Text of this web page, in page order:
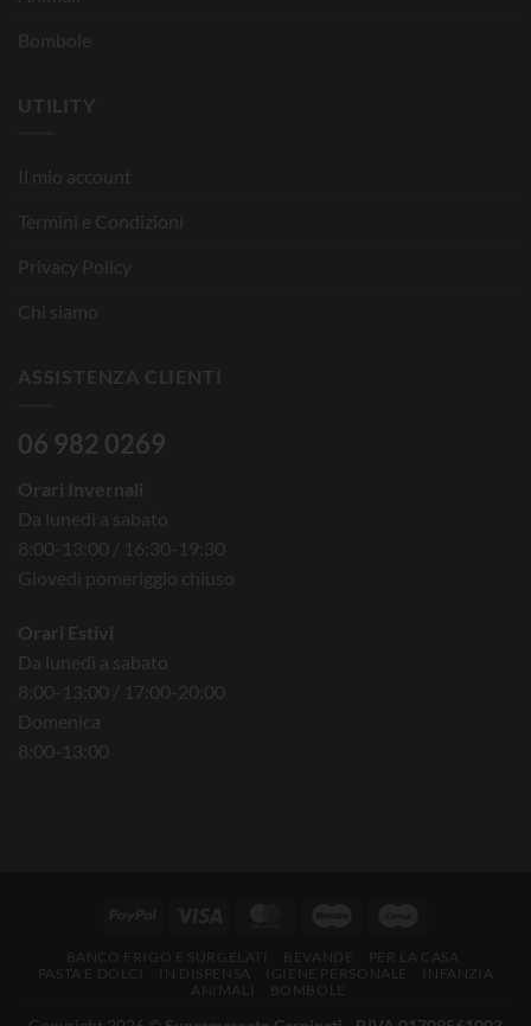
Bombole
UTILITY
Il mio account
Termini e Condizioni
Privacy Policy
Chi siamo
ASSISTENZA CLIENTI
06 982 0269
Orari Invernali
Da lunedì a sabato
8:00-13:00 / 16:30-19:30
Giovedì pomeriggio chiuso
Orari Estivi
Da lunedì a sabato
8:00-13:00 / 17:00-20:00
Domenica
8:00-13:00